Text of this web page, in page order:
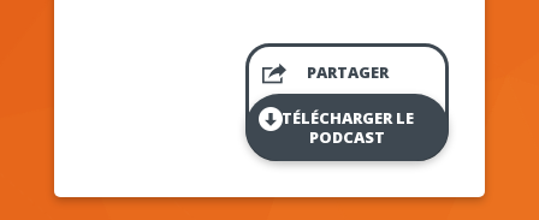
PARTAGER
TÉLÉCHARGER LE
PODCAST